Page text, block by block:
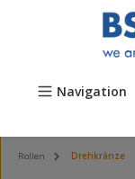
Zum Hauptinhalt springen
Navigation
Rollen Drehkränze